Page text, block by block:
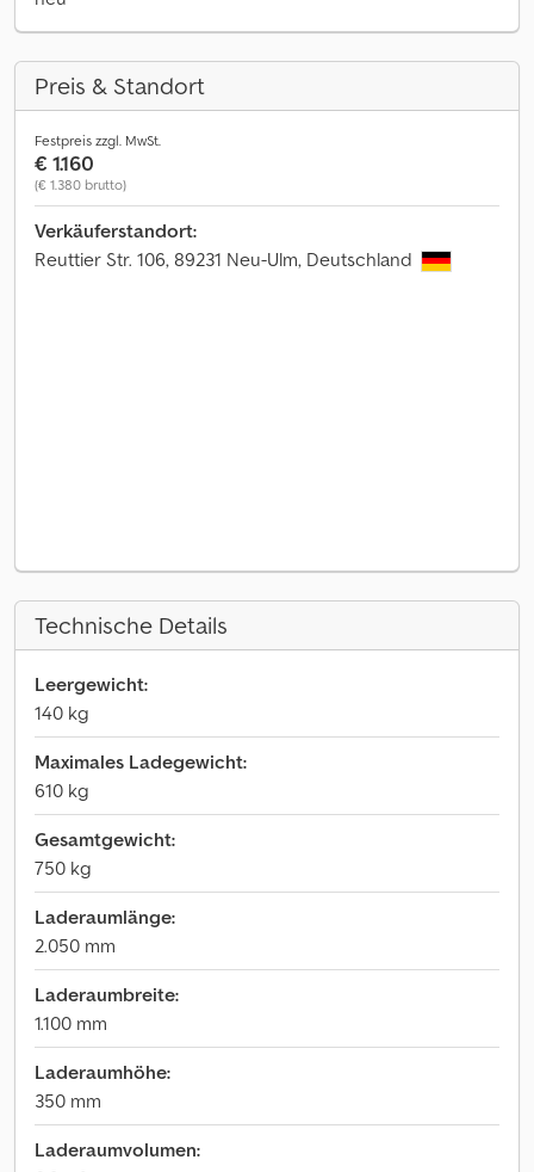
Preis & Standort
Festpreis zzgl. MwSt.
€ 1.160
(€ 1.380 brutto)
Verkäuferstandort:
Reuttier Str. 106, 89231 Neu-Ulm, Deutschland
Technische Details
Leergewicht:
140 kg
Maximales Ladegewicht:
610 kg
Gesamtgewicht:
750 kg
Laderaumlänge:
2.050 mm
Laderaumbreite:
1.100 mm
Laderaumhöhe:
350 mm
Laderaumvolumen: